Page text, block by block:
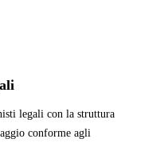
legali con la struttura
conforme agli